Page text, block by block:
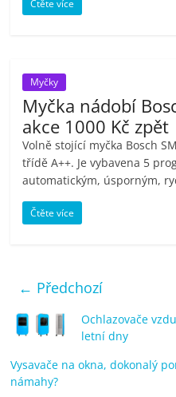
Čtěte více
Myčky
Myčka nádobí
akce 1000 Kč zpět
Volně stojící myčka Bosch
třídě A++. Je vybavena 5
automatickým, úsporným,
Čtěte více
← Předchozí
Ochlazovače
letní dny
Vysavače na okna, dokonalý
námahy?